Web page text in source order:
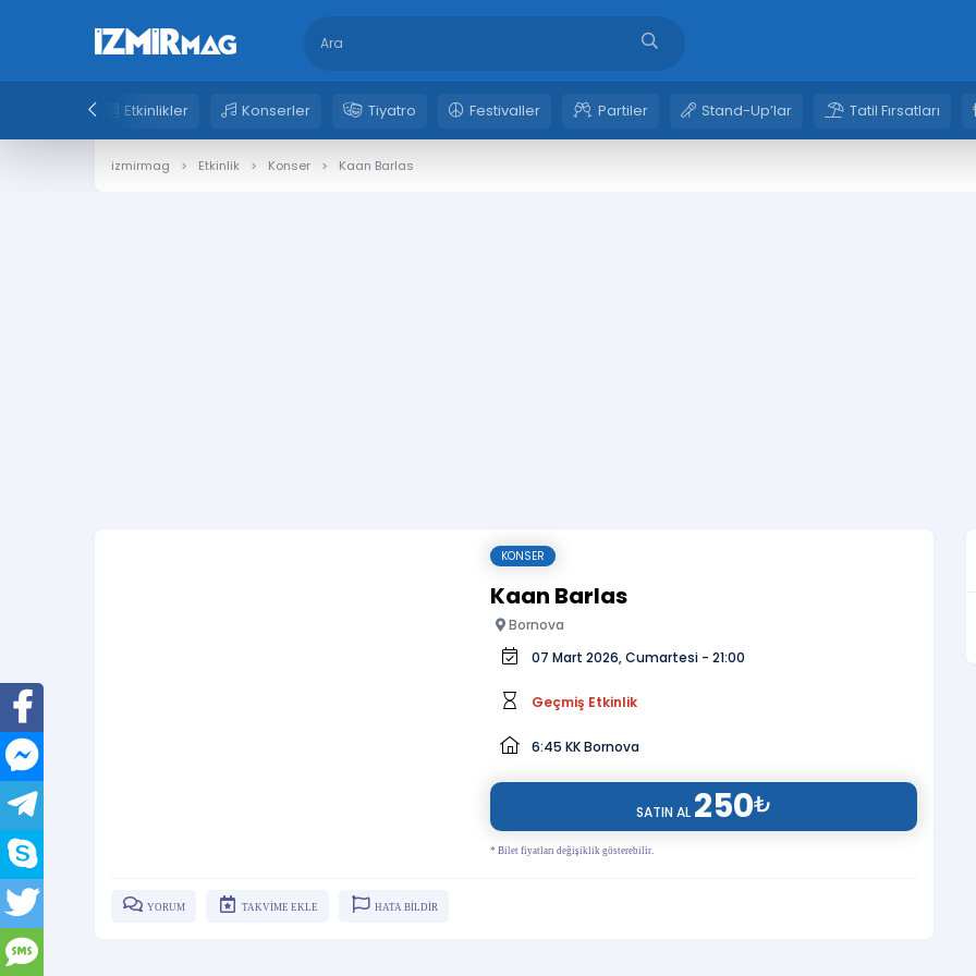
Etkinlikler Konserler Tiyatro Festivaller Partiler Stand-Up’lar Tatil Fırsatları
izmirmag Etkinlik Konser Kaan Barlas
KONSER
Kaan Barlas
Bornova
07 Mart 2026, Cumartesi - 21:00
Geçmiş Etkinlik
6:45 KK Bornova
SATIN AL 250₺
* Bilet fiyatları değişiklik gösterebilir.
YORUM TAKVİME EKLE HATA BİLDİR